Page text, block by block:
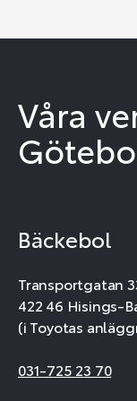
Våra
Bäckebol
Transportgatan
422 46 Hisings-
(i Toyotas
031-725 23 70